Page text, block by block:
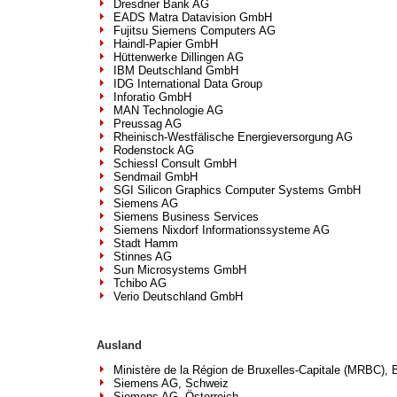
Dresdner Bank AG
EADS Matra Datavision GmbH
Fujitsu Siemens Computers AG
Haindl-Papier GmbH
Hüttenwerke Dillingen AG
IBM Deutschland GmbH
IDG International Data Group
Inforatio GmbH
MAN Technologie AG
Preussag AG
Rheinisch-Westfälische Energieversorgung AG
Rodenstock AG
Schiessl Consult GmbH
Sendmail GmbH
SGI Silicon Graphics Computer Systems GmbH
Siemens AG
Siemens Business Services
Siemens Nixdorf Informationssysteme AG
Stadt Hamm
Stinnes AG
Sun Microsystems GmbH
Tchibo AG
Verio Deutschland GmbH
Ausland
Ministère de la Région de Bruxelles-Capitale (MRBC),
Siemens AG, Schweiz